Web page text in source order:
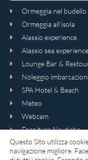
Ormeggia nel budello
Ormeggia all'isola
Alassio experience
Alassio sea experience
Lounge Bar &
Noleggio
SPA Hotel & Beach
Meteo
Webcam
Forniture Nautiche
Servizi tecnici
Questo Sito utilizza
navigazione migliore.